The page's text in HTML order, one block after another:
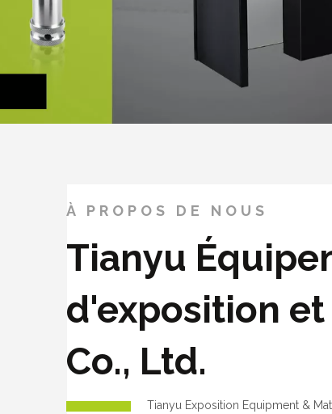
À PROPOS DE NOUS
Tianyu
d'exposition
Co., Ltd.
Tianyu Exposition Equipment &